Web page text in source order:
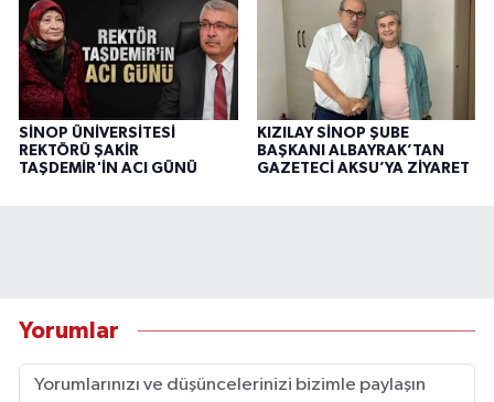
SİNOP ÜNİVERSİTESİ
REKTÖRÜ ŞAKİR
TAŞDEMİR'İN ACI GÜNÜ
KIZILAY SİNOP ŞUBE
BAŞKANI ALBAYRAK’TAN
GAZETECİ AKSU’YA ZİYARET
Yorumlar